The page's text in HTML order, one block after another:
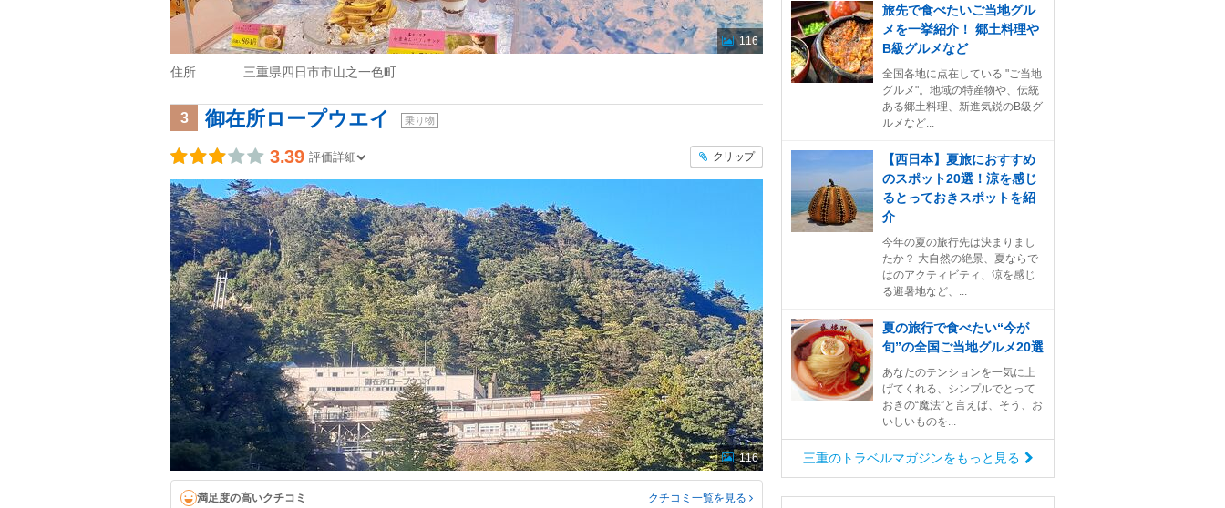
116
住所 三重県四日市市山之一色町
3 御在所ロープウエイ 乗り物
3.39 評価詳細 クリップ
116
満足度の高いクチコミ クチコミ一覧を見る
旅先で食べたいご当地グル
メを一挙紹介！ 郷土料理や
B級グルメなど
全国各地に点在している "ご当地
グルメ"。地域の特産物や、伝統
ある郷土料理、新進気鋭のB級グ
ルメなど...
【西日本】夏旅におすすめ
のスポット20選！涼を感じ
るとっておきスポットを紹
介
今年の夏の旅行先は決まりまし
たか？ 大自然の絶景、夏ならで
はのアクティビティ、涼を感じ
る避暑地など、...
夏の旅行で食べたい“今が
旬”の全国ご当地グルメ20選
あなたのテンションを一気に上
げてくれる、シンプルでとって
おきの“魔法”と言えば、そう、お
いしいものを...
三重のトラベルマガジンをもっと見る